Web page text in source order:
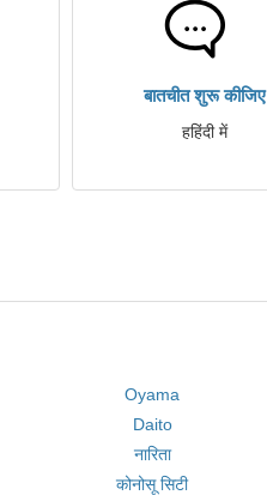
बातचीत शुरू कीजिए
हहिंदी में
Oyama
Daito
नारिता
कोनोसू सिटी